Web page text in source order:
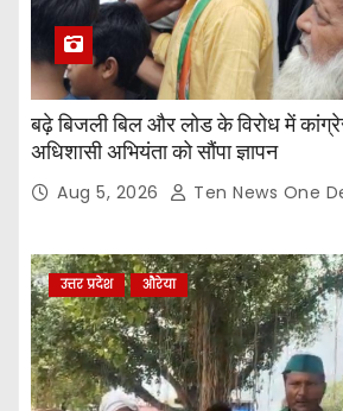
बढ़े बिजली बिल और लोड के विरोध में
अधिशासी अभियंता को सौंपा ज्ञापन
Aug 5, 2026 Ten News One
उत्तर प्रदेश औरेया